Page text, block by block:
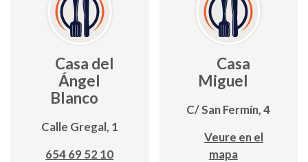
Casa del
Ángel
Blanco
Calle Gregal, 1
654 69 52 10
Casa
Miguel
C/ San Fermín, 4
Veure en el
mapa